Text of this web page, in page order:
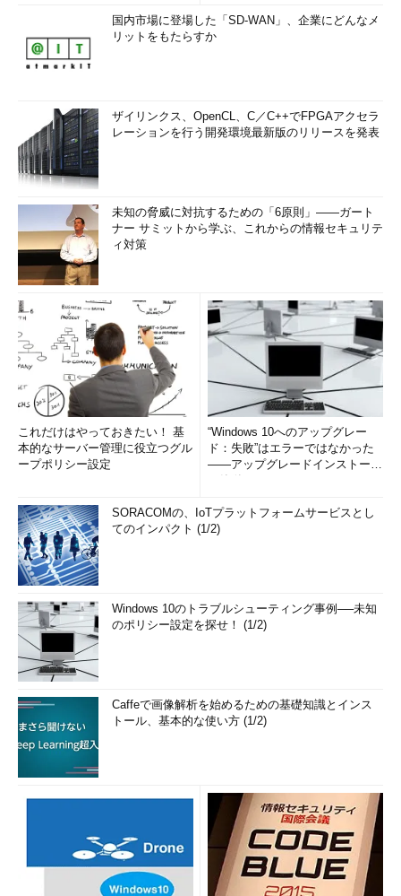
国内市場に登場した「SD-WAN」、企業にどんなメ
リットをもたらすか
ザイリンクス、OpenCL、C／C++でFPGAアクセラ
レーションを行う開発環境最新版のリリースを発表
未知の脅威に対抗するための「6原則」――ガート
ナー サミットから学ぶ、これからの情報セキュリテ
ィ対策
これだけはやっておきたい！ 基
本的なサーバー管理に役立つグル
ープポリシー設定
“Windows 10へのアップグレー
ド：失敗”はエラーではなかった
――アップグレードインストール
SORACOMの、IoTプラットフォームサービスとし
てのインパクト (1/2)
Windows 10のトラブルシューティング事例──未知
のポリシー設定を探せ！ (1/2)
Caffeで画像解析を始めるための基礎知識とインス
トール、基本的な使い方 (1/2)